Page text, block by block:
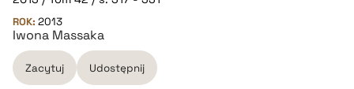
pobierz cytat
BIBTEX
ROK: 2013
Iwona Massaka
Zacytuj Udostępnij